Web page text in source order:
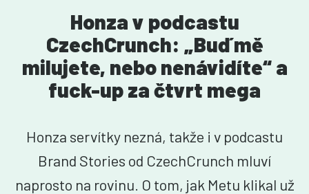
Honza v podcastu
CzechCrunch: „Buď mě
milujete, nebo nenávidíte“ a
fuck-up za čtvrt mega
Honza servítky nezná, takže i v podcastu
Brand Stories od CzechCrunch mluví
naprosto na rovinu. O tom, jak Metu klikal už